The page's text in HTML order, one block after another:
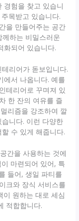
경험을 찾고 있습니
목받고 있습니다.
을 만들어주는 공간
하는 비밀스러운
화되어 있습니다.
리어가 돋보입니다.
에서 나옵니다. 예를
테리어로 꾸며져 있
한 잔의 여유를 즐
리즘을 강조하여 깔
니다. 이런 다양한
수 있게 해줍니다.
간을 사용하는 것에
마련되어 있어, 특
들어, 생일 파티를
크와 장식 서비스를
이 원하는 대로 세심
적합합니다.